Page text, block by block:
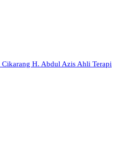
H. Abdul Azis Ahli Terapi